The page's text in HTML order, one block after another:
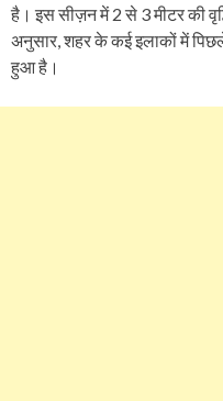
है। इस सीज़न में 2 से 3 मीटर की
अनुसार, शहर के कई इलाकों में
हुआ है।